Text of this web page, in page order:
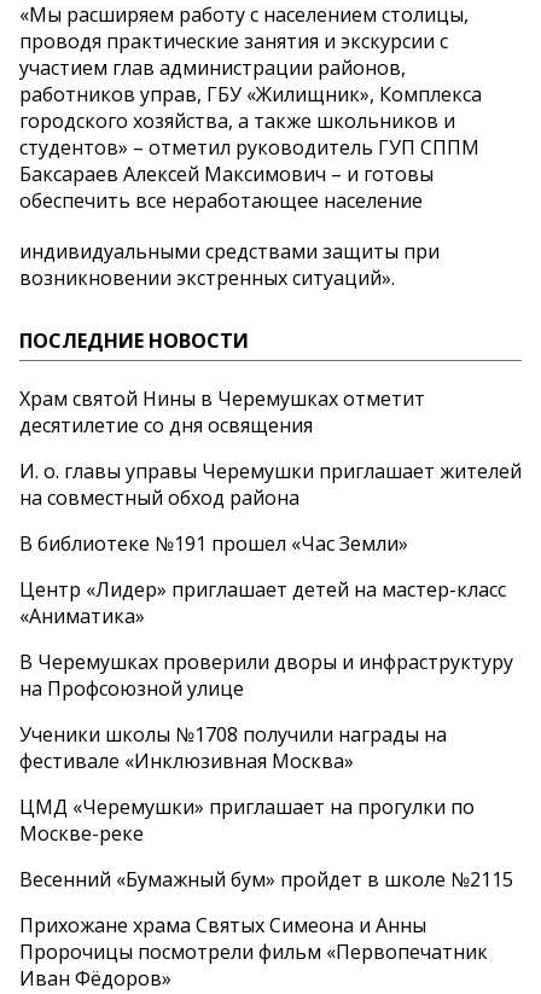
«Мы расширяем работу с населением столицы,
проводя практические занятия и экскурсии с
участием глав администрации районов,
работников управ, ГБУ «Жилищник», Комплекса
городского хозяйства, а также школьников и
студентов» – отметил руководитель ГУП СППМ
Баксараев Алексей Максимович – и готовы
обеспечить все неработающее население
индивидуальными средствами защиты при
возникновении экстренных ситуаций».
ПОСЛЕДНИЕ НОВОСТИ
Храм святой Нины в Черемушках отметит
десятилетие со дня освящения
И. о. главы управы Черемушки приглашает жителей
на совместный обход района
В библиотеке №191 прошел «Час Земли»
Центр «Лидер» приглашает детей на мастер-класс
«Аниматика»
В Черемушках проверили дворы и инфраструктуру
на Профсоюзной улице
Ученики школы №1708 получили награды на
фестивале «Инклюзивная Москва»
ЦМД «Черемушки» приглашает на прогулки по
Москве-реке
Весенний «Бумажный бум» пройдет в школе №2115
Прихожане храма Святых Симеона и Анны
Пророчицы посмотрели фильм «Первопечатник
Иван Фёдоров»